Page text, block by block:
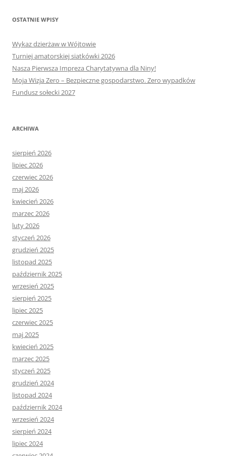
OSTATNIE WPISY
Wykaz dzierżaw w Wójtowie
Turniej amatorskiej siatkówki 2026
Nasza Pierwsza Impreza Charytatywna dla Niny!
Moja Wizja Zero – Bezpieczne gospodarstwo. Zero wypadków
Fundusz sołecki 2027
ARCHIWA
sierpień 2026
lipiec 2026
czerwiec 2026
maj 2026
kwiecień 2026
marzec 2026
luty 2026
styczeń 2026
grudzień 2025
listopad 2025
październik 2025
wrzesień 2025
sierpień 2025
lipiec 2025
czerwiec 2025
maj 2025
kwiecień 2025
marzec 2025
styczeń 2025
grudzień 2024
listopad 2024
październik 2024
wrzesień 2024
sierpień 2024
lipiec 2024